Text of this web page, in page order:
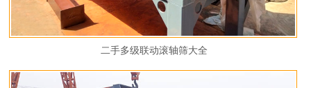
二手多级联动滚轴筛大全